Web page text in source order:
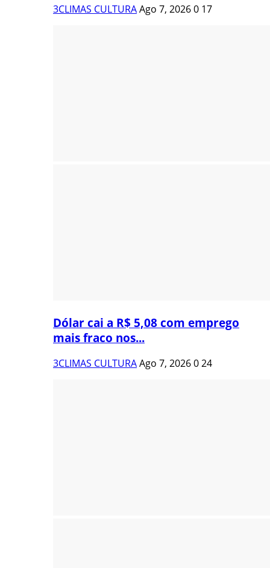
3CLIMAS CULTURAAgo 7, 20260 17
Dólar cai a R$ 5,08 com emprego
mais fraco nos...
3CLIMAS CULTURAAgo 7, 2026024